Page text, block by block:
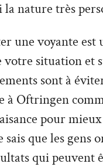
nature très
une voyante
situation et
sont à
à Oftringen
pour
que les gens
qui peuvent